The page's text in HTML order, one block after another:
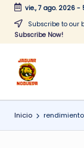
Saltar
vie., 7 ago. 2026-
Subscribe to our
Subscribe Now!
J
a
g
CONTENIDO
Inicio rendimiento